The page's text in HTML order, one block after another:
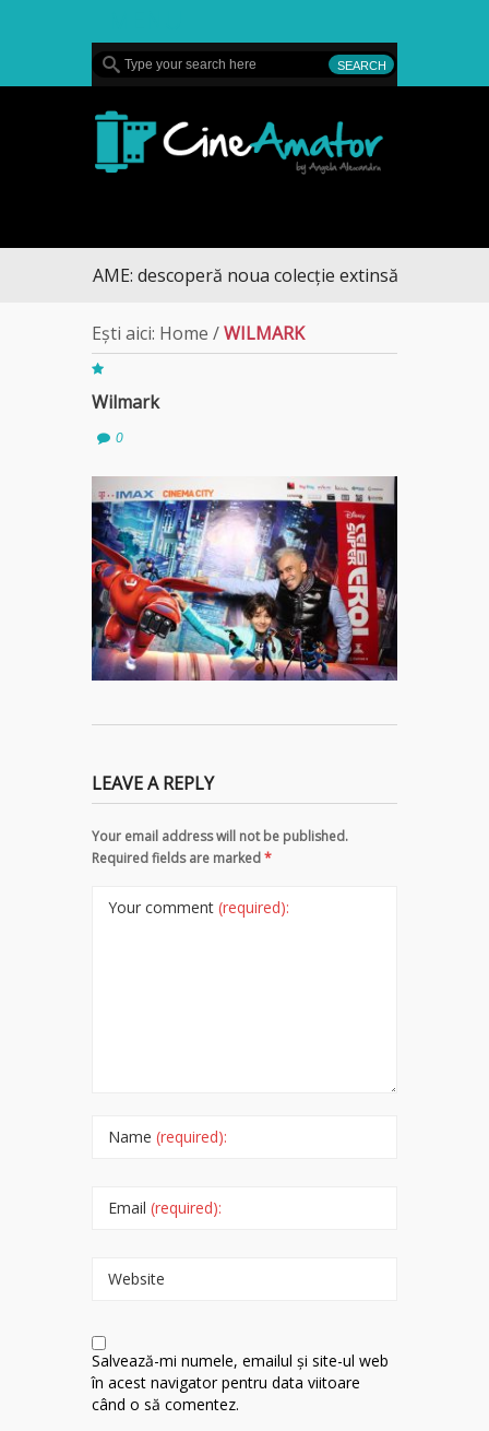
RECLAME: descoperă noua colecție extinsă de titluri pe
Ești aici: Home /WILMARK
Wilmark
0
LEAVE A REPLY
Your email address will not be published.
Required fields are marked*
Your comment (required):
Name (required):
Email (required):
Website
Salvează-mi numele, emailul și site-ul web
în acest navigator pentru data viitoare
când o să comentez.